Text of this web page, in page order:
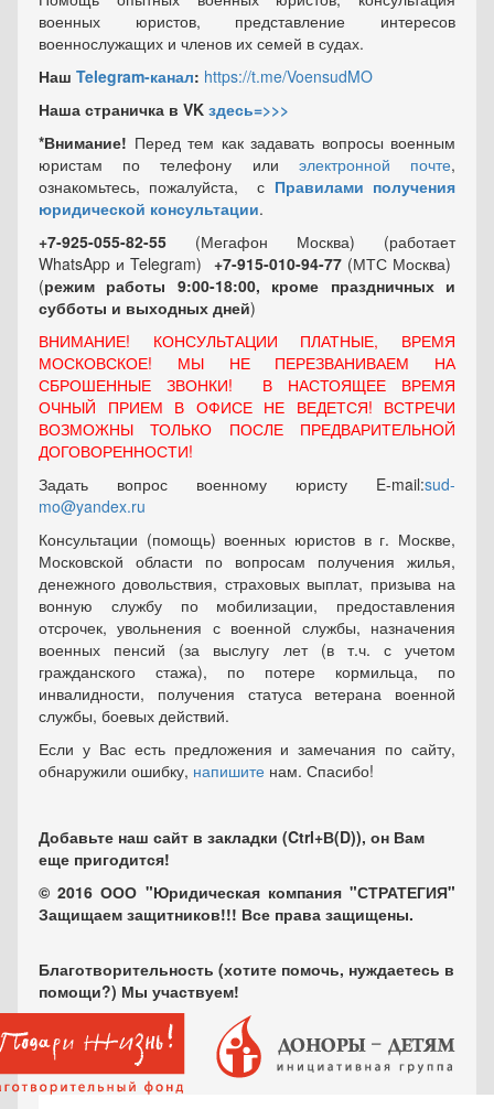
военных юристов, представление интересов
военнослужащих и членов их семей в судах.
Наш Telegram-канал: https://t.me/VoensudMO
Наша страничка в VK здесь=>>>
*Внимание! Перед тем как задавать вопросы военным
юристам по телефону или электронной почте,
ознакомьтесь, пожалуйста, с Правилами получения
юридической консультации.
+7-925-055-82-55 (Мегафон Москва) (работает
WhatsApp и Telegram) +7-915-010-94-77 (МТС Москва)
(режим работы 9:00-18:00, кроме праздничных и
субботы и выходных дней)
ВНИМАНИЕ! КОНСУЛЬТАЦИИ ПЛАТНЫЕ, ВРЕМЯ
МОСКОВСКОЕ! МЫ НЕ ПЕРЕЗВАНИВАЕМ НА
СБРОШЕННЫЕ ЗВОНКИ! В НАСТОЯЩЕЕ ВРЕМЯ
ОЧНЫЙ ПРИЕМ В ОФИСЕ НЕ ВЕДЕТСЯ! ВСТРЕЧИ
ВОЗМОЖНЫ ТОЛЬКО ПОСЛЕ ПРЕДВАРИТЕЛЬНОЙ
ДОГОВОРЕННОСТИ!
Задать вопрос военному юристу E-mail:sud-
mo@yandex.ru
Консультации (помощь) военных юристов в г. Москве,
Московской области по вопросам получения жилья,
денежного довольствия, страховых выплат, призыва на
вонную службу по мобилизации, предоставления
отсрочек, увольнения с военной службы, назначения
военных пенсий (за выслугу лет (в т.ч. с учетом
гражданского стажа), по потере кормильца, по
инвалидности, получения статуса ветерана военной
службы, боевых действий.
Если у Вас есть предложения и замечания по сайту,
обнаружили ошибку, напишите нам. Спасибо!
Добавьте наш сайт в закладки (Ctrl+В(D)), он Вам
еще пригодится!
© 2016 ООО "Юридическая компания "СТРАТЕГИЯ"
Защищаем защитников!!! Все права защищены.
Благотворительность (хотите помочь, нуждаетесь в
помощи?) Мы участвуем!